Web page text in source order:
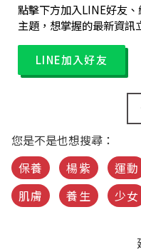
點擊下方加入LINE好友
主題，想掌握的最新資訊
LINE加入好友
您是不是也想搜尋：
保養
楊紫 運動
肌膚
養生 少女